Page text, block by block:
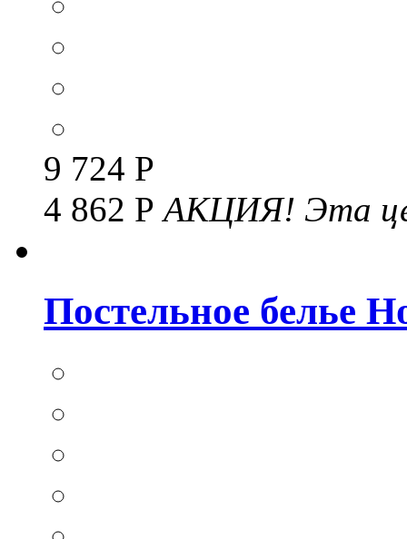
9 724 Р
4 862 РАКЦИЯ! Эта
Постельное белье